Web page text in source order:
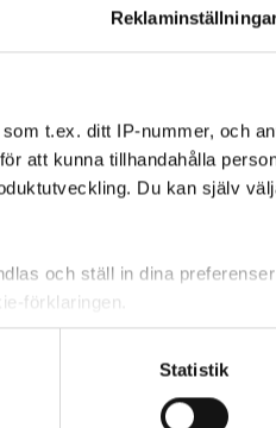
t.ex. ditt IP-nummer, och
att kunna tillhandahålla
Du kan själv
och ställ in dina
förklaringen.
och annonserna till
även sådana identifierare
vi samarbetar med. Dessa
Statistik